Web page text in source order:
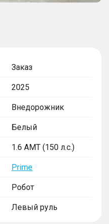
Заказ
2025
Внедорожник
Белый
1.6 AMT (150 л.с.)
Prime
Робот
Левый руль